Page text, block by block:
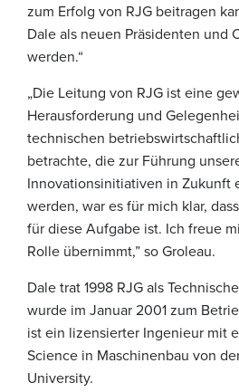
zum Erfolg von RJG beitragen
Dale als neuen Präsidenten und
werden.“
„Die Leitung von RJG ist eine
Herausforderung und
technischen
betrachte, die zur Führung
Innovationsinitiativen in Zukunft
werden, war es für mich klar,
für diese Aufgabe ist. Ich freue
Rolle übernimmt,” so Groleau.
Dale trat 1998 RJG als
wurde im Januar 2001 zum
ist ein lizensierter Ingenieur mit
Science in Maschinenbau von
University.